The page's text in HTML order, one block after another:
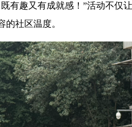
有趣又有成就感！”活动不仅
社区温度。